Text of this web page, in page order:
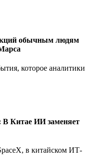
обычным людям
которое аналитики
В Китае ИИ заменяет
в китайском ИТ-